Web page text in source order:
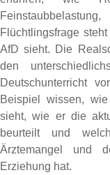
Flüchtlingsfrage
AfD sieht. Die
den
Deutschunterricht
Beispiel wissen,
sieht, wie er die
beurteilt und
Ärztemangel und
Erziehung hat.